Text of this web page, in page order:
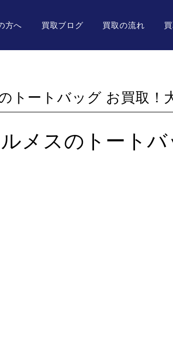
方へ 買取ブログ 買取の流れ
トートバッグ お買取！
ルメスのトート